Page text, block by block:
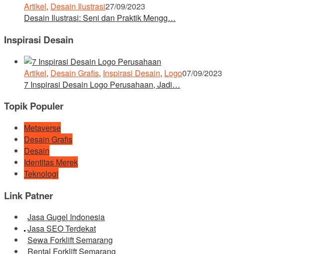
Artikel, Desain Ilustrasi27/09/2023
Desain Ilustrasi: Seni dan Praktik Mengg…
Inspirasi Desain
Artikel, Desain Grafis, Inspirasi Desain, Logo07/09/2023
7 Inspirasi Desain Logo Perusahaan, Jadi…
Topik Populer
Metaverse
Desain Grafis
Desain
Identitas Merek
Teknologi
Link Patner
Jasa Gugel Indonesia
Jasa SEO Terdekat
Sewa Forklift Semarang
Rental Forklift Semarang